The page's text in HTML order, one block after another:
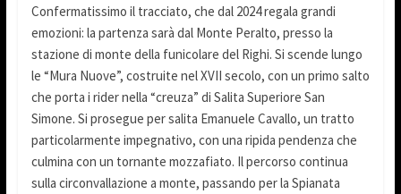
Confermatissimo il tracciato, che dal 2024 regala grandi
emozioni: la partenza sarà dal Monte Peralto, presso la
stazione di monte della funicolare del Righi. Si scende lungo
le “Mura Nuove”, costruite nel XVII secolo, con un primo salto
che porta i rider nella “creuza” di Salita Superiore San
Simone. Si prosegue per salita Emanuele Cavallo, un tratto
particolarmente impegnativo, con una ripida pendenza che
culmina con un tornante mozzafiato. Il percorso continua
sulla circonvallazione a monte, passando per la Spianata